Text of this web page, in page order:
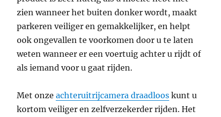
zien wanneer het buiten donker wordt, maakt
parkeren veiliger en gemakkelijker, en helpt
ook ongevallen te voorkomen door u te laten
weten wanneer er een voertuig achter u rijdt of
als iemand voor u gaat rijden.
Met onzeachteruitrijcamera draadloos kunt u
kortom veiliger en zelfverzekerder rijden. Het